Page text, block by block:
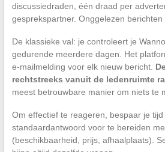
discussiedraden, één draad per
gesprekspartner. Onggelezen berichten
De klassieke val: je controleert je
gedurende meerdere dagen. Het
e-mailmelding voor elk nieuw bericht.
rechtstreeks vanuit de ledenruimte
meest betrouwbare manier om niets te
Om effectief te reageren, bespaar je
standaardantwoord voor te bereiden
(beschikbaarheid, prijs, afhaalplaats).